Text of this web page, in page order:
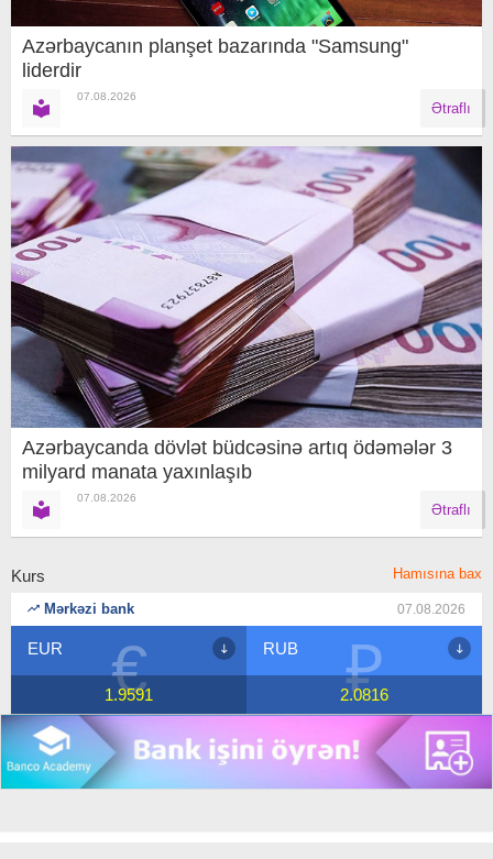
Azərbaycanın planşet bazarında "Samsung"
liderdir
07.08.2026
Ətraflı
Azərbaycanda dövlət büdcəsinə artıq ödəmələr 3
milyard manata yaxınlaşıb
07.08.2026
Ətraflı
Kurs Hamısına bax
Mərkəzi bank 07.08.2026
₽
RUB
2.0816 $
USD
1.7